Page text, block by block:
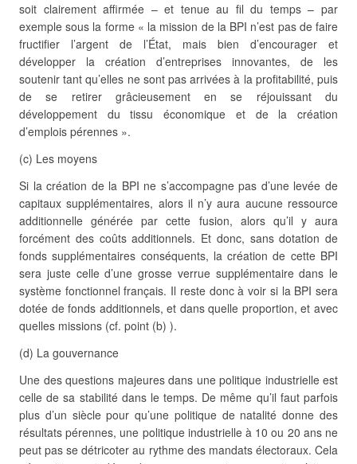
soit clairement affirmée – et tenue au fil du temps – par
exemple sous la forme « la mission de la BPI n’est pas de faire
fructifier l’argent de l’État, mais bien d’encourager et
développer la création d’entreprises innovantes, de les
soutenir tant qu’elles ne sont pas arrivées à la profitabilité, puis
de se retirer grâcieusement en se réjouissant du
développement du tissu économique et de la création
d’emplois pérennes ».
(c) Les moyens
Si la création de la BPI ne s’accompagne pas d’une levée de
capitaux supplémentaires, alors il n’y aura aucune ressource
additionnelle générée par cette fusion, alors qu’il y aura
forcément des coûts additionnels. Et donc, sans dotation de
fonds supplémentaires conséquents, la création de cette BPI
sera juste celle d’une grosse verrue supplémentaire dans le
système fonctionnel français. Il reste donc à voir si la BPI sera
dotée de fonds additionnels, et dans quelle proportion, et avec
quelles missions (cf. point (b) ).
(d) La gouvernance
Une des questions majeures dans une politique industrielle est
celle de sa stabilité dans le temps. De même qu’il faut parfois
plus d’un siècle pour qu’une politique de natalité donne des
résultats pérennes, une politique industrielle à 10 ou 20 ans ne
peut pas se détricoter au rythme des mandats électoraux. Cela